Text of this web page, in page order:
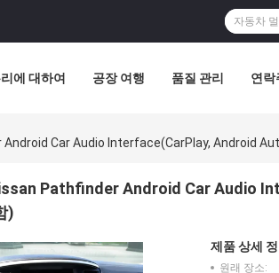
에 대하여 공장 여행 품질 관리 연락
Car Audio Interface(CarPlay, Android
Pathfinder Android Car Audio
)
제품 상세
원래 장소: